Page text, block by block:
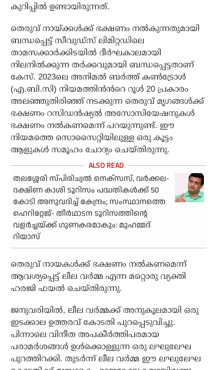
കുറിപ്പിൽ ഉണ്ടായിരുന്നത്.
തെരുവ് നായ്ക്കൾക്ക് ഭക്ഷണം നൽകുന്നതുമായി
ബന്ധപ്പെട്ട് സീവുഡ്സ് ലിമിറ്റഡിലെ
താമസക്കാർക്കിടയിൽ ദീർഘകാലമായി
നിലനിൽക്കുന്ന തർക്കവുമായി ബന്ധപ്പെട്ടതാണ്
കേസ്. 2023ലെ അനിമൽ ബർത്ത് കൺട്രോൾ
(എ.ബി.സി) നിയമത്തിൻൻറെ റൂൾ 20 പ്രകാരം
അലഞ്ഞുതിരിഞ്ഞ് നടക്കുന്ന തെരുവ് മൃഗങ്ങൾക്ക്
ഭക്ഷണം റസിഡൻഷ്യൽ അസോസിയേഷനുകൾ
ഭക്ഷണം നൽകണമെന്ന് പറയുന്നുണ്ട്. ഈ
നിയമത്തെ സൊസൈറ്റിയിലുള്ള ഒരു കൂട്ടം
ആളുകൾ സമൂഹം ചോദ്യം ചെയ്തിരുന്നു.
തലശ്ശേരി സ്പിരിച്വല്‍ നെക്‌സസ്, വര്‍ക്കല-
ദക്ഷിണ കാശി ടൂറിസം പദ്ധതികള്‍ക്ക് 50
കോടി അനുവദിച്ച് കേന്ദ്രം; സംസ്ഥാനത്തെ
ഹെറിറ്റേജ്- തീര്‍ഥാടന ടൂറിസത്തിന്റെ
വളര്‍ച്ചയ്ക്ക് ഗുണകരമാകും: മുഹമ്മദ്
റിയാസ്
തെരുവ് നായകൾക്ക് ഭക്ഷണം നൽകണമെന്ന്
ആവശ്യപ്പെട്ട് ലീല വർമ്മ എന്ന മറ്റൊരു വ്യക്തി
ഹരജി ഫയൽ ചെയ്തിരുന്നു.
ജനുവരിയിൽ, ലീല വർമ്മക്ക് അനുകൂലമായി ഒരു
ഇടക്കാല ഉത്തരവ് കോടതി പുറപ്പെടുവിച്ചു.
പിന്നാലെ വിനീത അപകീർത്തിപരമായ
പരാമർശങ്ങൾ ഉൾക്കൊള്ളുന്ന ഒരു ലഘുലേഘ
പുറത്തിറക്കി. തുടർന്ന് ലീല വർമ്മ ഈ ലഘുലേഘ